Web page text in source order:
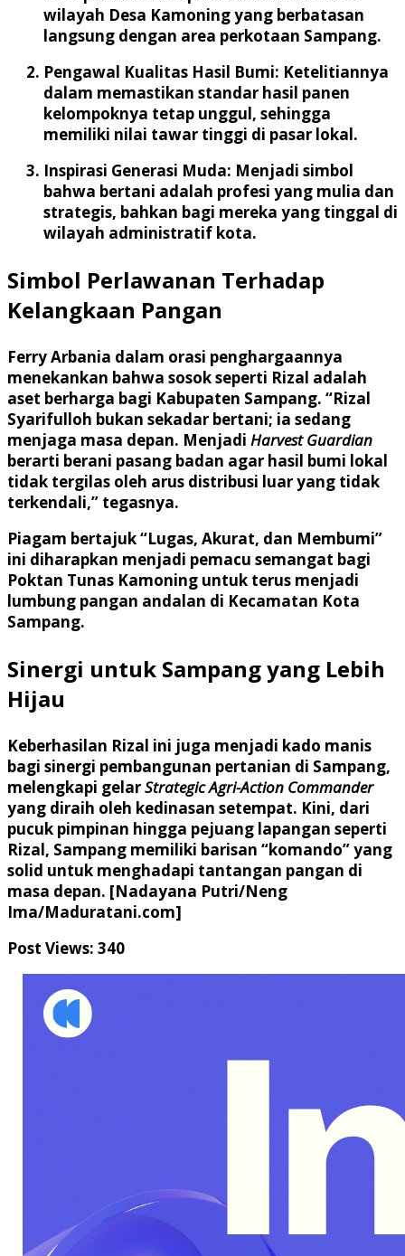
wilayah Desa Kamoning yang berbatasan
langsung dengan area perkotaan Sampang.
Pengawal Kualitas Hasil Bumi: Ketelitiannya
dalam memastikan standar hasil panen
kelompoknya tetap unggul, sehingga
memiliki nilai tawar tinggi di pasar lokal.
Inspirasi Generasi Muda: Menjadi simbol
bahwa bertani adalah profesi yang mulia dan
strategis, bahkan bagi mereka yang tinggal di
wilayah administratif kota.
Simbol Perlawanan Terhadap
Kelangkaan Pangan
Ferry Arbania dalam orasi penghargaannya
menekankan bahwa sosok seperti Rizal adalah
aset berharga bagi Kabupaten Sampang. “Rizal
Syarifulloh bukan sekadar bertani; ia sedang
menjaga masa depan. Menjadi Harvest Guardian
berarti berani pasang badan agar hasil bumi lokal
tidak tergilas oleh arus distribusi luar yang tidak
terkendali,” tegasnya.
Piagam bertajuk “Lugas, Akurat, dan Membumi”
ini diharapkan menjadi pemacu semangat bagi
Poktan Tunas Kamoning untuk terus menjadi
lumbung pangan andalan di Kecamatan Kota
Sampang.
Sinergi untuk Sampang yang Lebih
Hijau
Keberhasilan Rizal ini juga menjadi kado manis
bagi sinergi pembangunan pertanian di Sampang,
melengkapi gelarStrategic Agri-Action Commander
yang diraih oleh kedinasan setempat. Kini, dari
pucuk pimpinan hingga pejuang lapangan seperti
Rizal, Sampang memiliki barisan “komando” yang
solid untuk menghadapi tantangan pangan di
masa depan. [Nadayana Putri/Neng
Ima/Maduratani.com]
Post Views: 340